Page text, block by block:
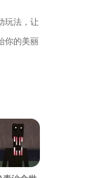
玩法，让
你的美丽